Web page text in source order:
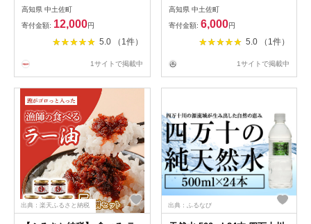
付き 中土佐町産 しょうがシ
ロップ 生姜 農薬不使用 ジン
ジャーシロップ ジンジャーエ
ール おすすめ 高知 中土佐
高知県 中土佐町
寄付金額: 12,000円
5.0 （1件）
1サイトで掲載中
高知県 中土佐町
寄付金額: 6,000円
5.0 （1件）
1サイトで掲載中
出典：楽天ふるさと納税 出典：ふるなび